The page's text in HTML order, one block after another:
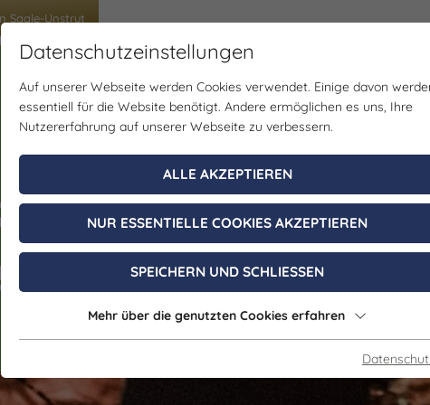
Saale-Unstrut
Gruppenreisen Schülerreisen Tagungen &
Führung, Verkostung
- Wein
07. Januar - 20. Dezember 2026
Datenschutzeinstellungen
Auf unserer Webseite werden Cookies verwendet. Einige davon
essentiell für die Website benötigt. Andere ermöglichen es uns, Ihre
Nutzererfahrung auf unserer Webseite zu verbessern.
ALLE AKZEPTIEREN
NUR ESSENTIELLE COOKIES AKZEPTIEREN
SPEICHERN UND SCHLIESSEN
Mehr über die genutzten Cookies erfahren